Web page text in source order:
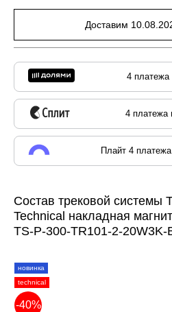
Доставим
4 платежа
4 платежа
Плайт 4
Состав трековой системы
Technical накладная
TS-P-300-TR101-2-20W3K-
новинка
technical
-40%